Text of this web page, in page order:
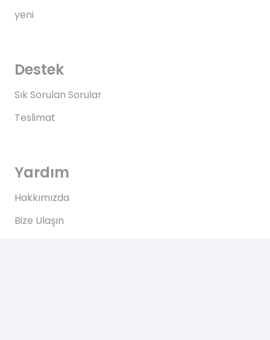
yeni
Destek
Sık Sorulan Sorular
Teslimat
Yardım
Hakkımızda
Bize Ulaşın